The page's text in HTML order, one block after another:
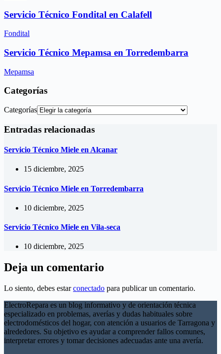
Servicio Técnico Fondital en Calafell
Fondital
Servicio Técnico Mepamsa en Torredembarra
Mepamsa
Categorías
Categorías
Entradas relacionadas
Servicio Técnico Miele en Alcanar
15 diciembre, 2025
Servicio Técnico Miele en Torredembarra
10 diciembre, 2025
Servicio Técnico Miele en Vila-seca
10 diciembre, 2025
Deja un comentario
Lo siento, debes estarconectado para publicar un comentario.
ElectroRepara es un blog informativo y de orientación técnica
especializado en problemas, averías y dudas habituales sobre
electrodomésticos del hogar, con atención a usuarios de Tarragona y
alrededores. Su objetivo es ayudar a comprender fallos comunes,
interpretar errores y tomar decisiones adecuadas ante una avería.